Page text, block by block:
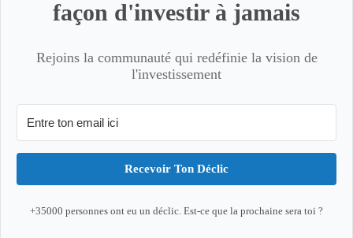
façon d'investir à jamais
Rejoins la communauté qui redéfinie la vision de
l'investissement
Recevoir Ton Déclic
+35000 personnes ont eu un déclic. Est-ce que la prochaine sera toi ?